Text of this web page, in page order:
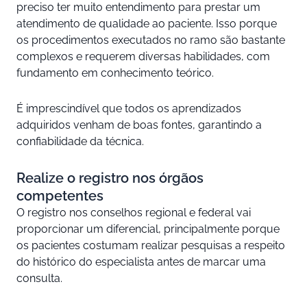
preciso ter muito entendimento para prestar um
atendimento de qualidade ao paciente. Isso porque
os procedimentos executados no ramo são bastante
complexos e requerem diversas habilidades, com
fundamento em conhecimento teórico.
É imprescindível que todos os aprendizados
adquiridos venham de boas fontes, garantindo a
confiabilidade da técnica.
Realize o registro nos órgãos
competentes
O registro nos conselhos regional e federal vai
proporcionar um diferencial, principalmente porque
os pacientes costumam realizar pesquisas a respeito
do histórico do especialista antes de marcar uma
consulta.